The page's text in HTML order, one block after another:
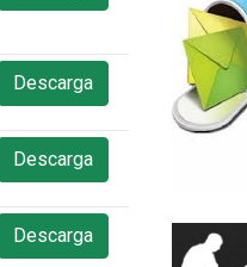
Descarga
Descarga
Descarga